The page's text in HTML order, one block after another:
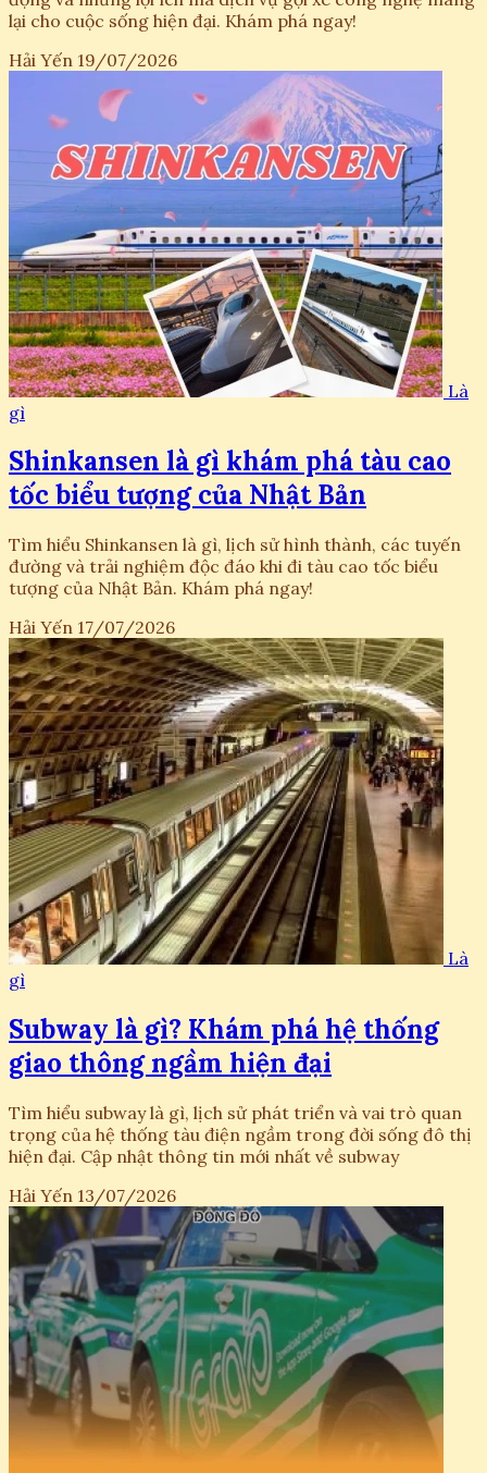
lại cho cuộc sống hiện đại. Khám phá ngay!
Hải Yến 19/07/2026
Là
gì
Shinkansen là gì khám phá tàu cao
tốc biểu tượng của Nhật Bản
Tìm hiểu Shinkansen là gì, lịch sử hình thành, các tuyến
đường và trải nghiệm độc đáo khi đi tàu cao tốc biểu
tượng của Nhật Bản. Khám phá ngay!
Hải Yến 17/07/2026
Là
gì
Subway là gì? Khám phá hệ thống
giao thông ngầm hiện đại
Tìm hiểu subway là gì, lịch sử phát triển và vai trò quan
trọng của hệ thống tàu điện ngầm trong đời sống đô thị
hiện đại. Cập nhật thông tin mới nhất về subway
Hải Yến 13/07/2026